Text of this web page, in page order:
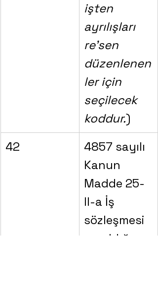
işten
ayrılışları
re’sen
düzenlenen
ler için
seçilecek
koddur.)
42
4857 sayılı
Kanun
Madde 25-
II-a İş
sözleşmesi
yapıldığı